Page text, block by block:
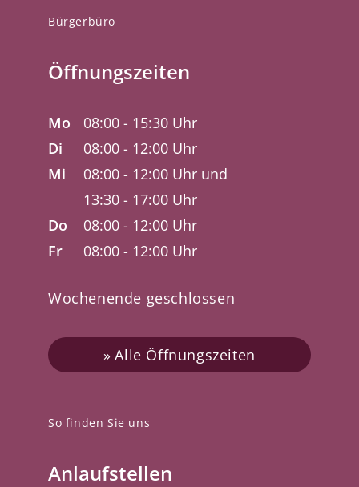
So finden Sie uns
Anlaufstellen
Bürgerbüro
Öffnungszeiten
Mo
08:00 - 15:30 Uhr
Di
08:00 - 12:00 Uhr
Mi
08:00 - 12:00 Uhr und
13:30 - 17:00 Uhr
Do
08:00 - 12:00 Uhr
Fr
08:00 - 12:00 Uhr
Wochenende geschlossen
Alle Öffnungszeiten